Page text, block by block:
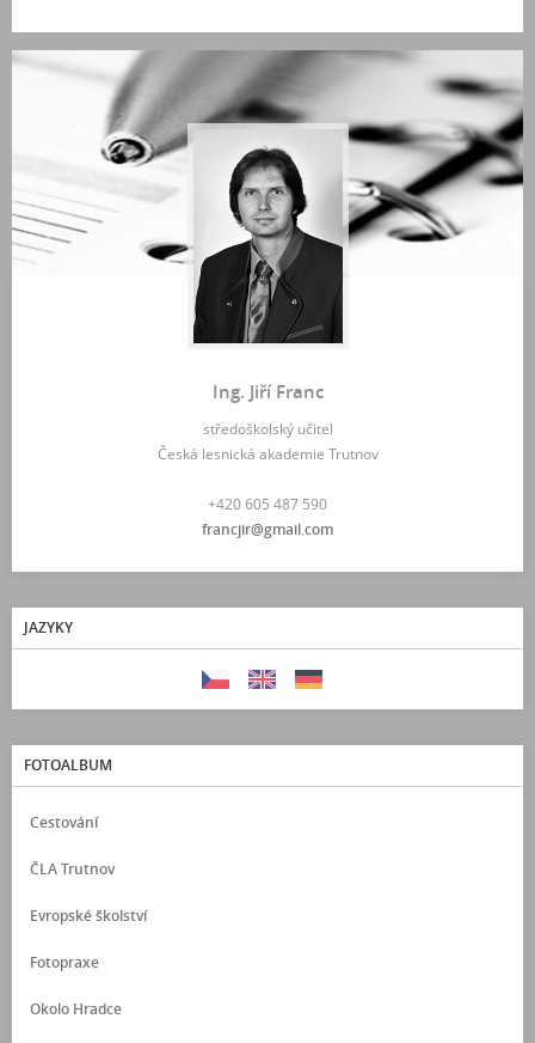
Ing. Jiří Franc
středoškolský učitel
Česká lesnická akademie Trutnov
+420 605 487 590
francjir@gmail.com
JAZYKY
FOTOALBUM
Cestování
ČLA Trutnov
Evropské školství
Fotopraxe
Okolo Hradce